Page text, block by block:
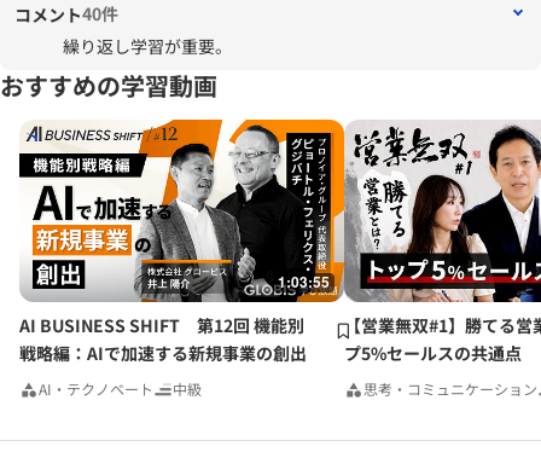
コメント40件
繰り返し学習が重要。
おすすめの学習動画
1:03:55
AI BUSINESS SHIFT 第12回 機能別
戦略編：AIで加速する新規事業の創出
AI・テクノベート 中級
【営業無双#1】勝てる営
プ5%セールスの共通点
思考・コミュニケーション